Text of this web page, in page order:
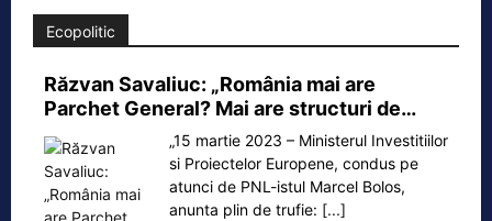
Ecopolitic
Răzvan Savaliuc: „România mai are
Parchet General? Mai are structuri de…
„15 martie 2023 – Ministerul Investitiilor
si Proiectelor Europene, condus pe
atunci de PNL-istul Marcel Bolos,
anunta plin de trufie: [...]